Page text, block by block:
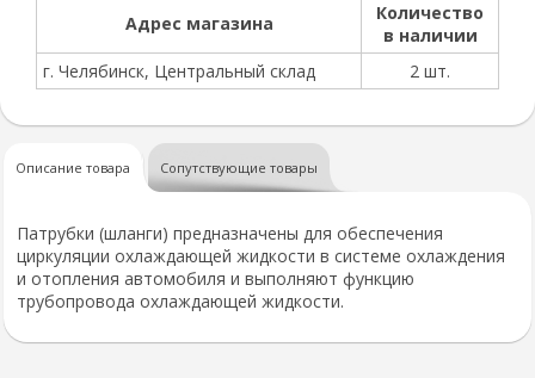
Адрес магазина
Количество
в наличии
г. Челябинск, Центральный склад
2 шт.
Описание товара Сопутствующие товары
Патрубки (шланги) предназначены для обеспечения
циркуляции охлаждающей жидкости в системе охлаждения
и отопления автомобиля и выполняют функцию
трубопровода охлаждающей жидкости.